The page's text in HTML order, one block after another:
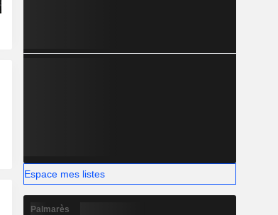
Espace mes listes
Palmarès